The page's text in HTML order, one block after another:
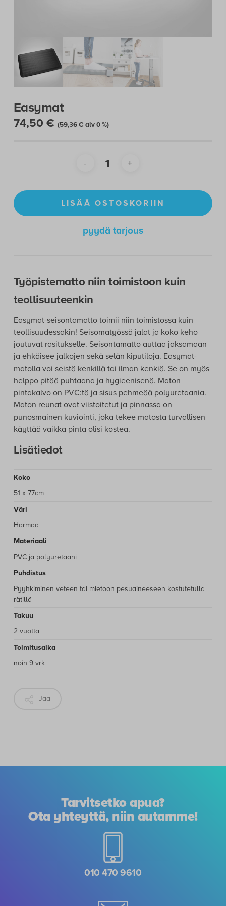
Easymat
74,50 € (59,36€ alv 0 %)
LISÄÄ OSTOSKORIIN
pyydä tarjous
Työpistematto niin toimistoon kuin
teollisuuteenkin
Easymat-seisontamatto toimii niin toimistossa kuin
teollisuudessakin! Seisomatyössä jalat ja koko keho
joutuvat rasitukselle. Seisontamatto auttaa jaksamaan
ja ehkäisee jalkojen sekä selän kiputiloja. Easymat-
matolla voi seistä kenkillä tai ilman kenkiä. Se on myös
helppo pitää puhtaana ja hygieenisenä. Maton
pintakalvo on PVC:tä ja sisus pehmeää polyuretaania.
Maton reunat ovat viistoitetut ja pinnassa on
punosmainen kuviointi, joka tekee matosta turvallisen
käyttää vaikka pinta olisi kostea.
Lisätiedot
Koko
51 x 77cm
Väri
Harmaa
Materiaali
PVC ja polyuretaani
Puhdistus
Pyyhkiminen veteen tai mietoon pesuaineeseen kostutetulla
rätillä
Takuu
2 vuotta
Toimitusaika
noin 9 vrk
Jaa
Tarvitsetko apua?
Ota yhteyttä, niin autamme!
010 470 9610